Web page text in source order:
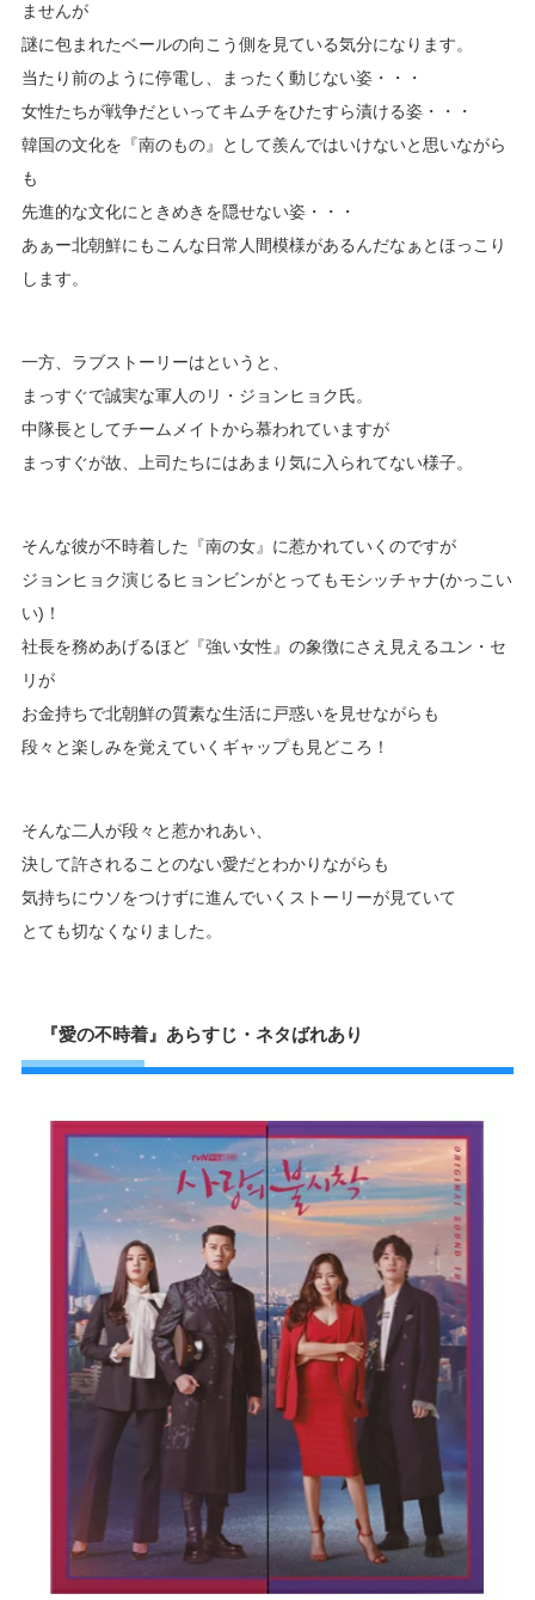
ませんが
謎に包まれたベールの向こう側を見ている気分になります。
当たり前のように停電し、まったく動じない姿・・・
女性たちが戦争だといってキムチをひたすら漬ける姿・・・
韓国の文化を『南のもの』として羨んではいけないと思いながら
も
先進的な文化にときめきを隠せない姿・・・
あぁー北朝鮮にもこんな日常人間模様があるんだなぁとほっこり
します。
一方、ラブストーリーはというと、
まっすぐで誠実な軍人のリ・ジョンヒョク氏。
中隊長としてチームメイトから慕われていますが
まっすぐが故、上司たちにはあまり気に入られてない様子。
そんな彼が不時着した『南の女』に惹かれていくのですが
ジョンヒョク演じるヒョンビンがとってもモシッチャナ(かっこい
い)！
社長を務めあげるほど『強い女性』の象徴にさえ見えるユン・セ
リが
お金持ちで北朝鮮の質素な生活に戸惑いを見せながらも
段々と楽しみを覚えていくギャップも見どころ！
そんな二人が段々と惹かれあい、
決して許されることのない愛だとわかりながらも
気持ちにウソをつけずに進んでいくストーリーが見ていて
とても切なくなりました。
『愛の不時着』あらすじ・ネタばれあり